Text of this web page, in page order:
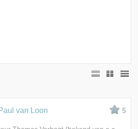
van Loon 5